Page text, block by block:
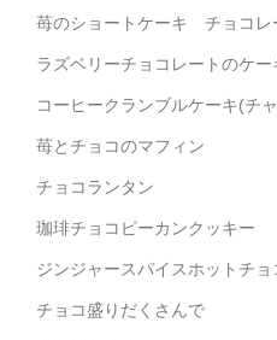
苺のショートケーキ チョコレ
ラズベリーチョコレートのケー
コーヒークランブルケーキ(チ
苺とチョコのマフィン
チョコランタン
珈琲チョコピーカンクッキー
ジンジャースパイスホットチョ
チョコ盛りだくさんで